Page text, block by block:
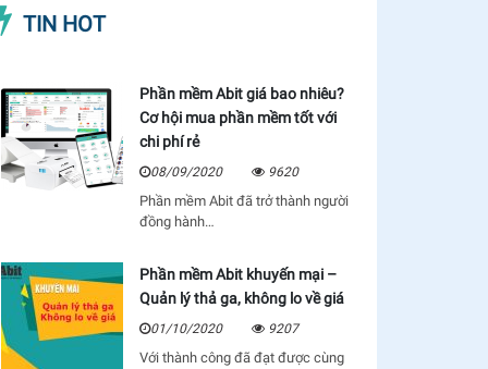
TIN HOT
Phần mềm Abit giá bao nhiêu?
Cơ hội mua phần mềm tốt với
chi phí rẻ
08/09/2020 9620
Phần mềm Abit đã trở thành người
đồng hành…
Phần mềm Abit khuyến mại –
Quản lý thả ga, không lo về giá
01/10/2020 9207
Với thành công đã đạt được cùng